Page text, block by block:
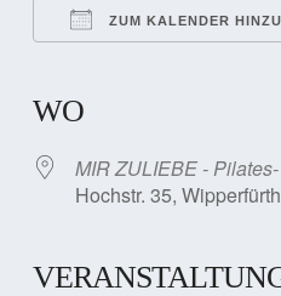
ZUM KALENDER
WO
MIR ZULIEBE -
Hochstr. 35,